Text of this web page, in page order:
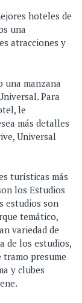
hoteles de
una
atracciones y
una manzana
Para
le
más detalles
Universal
turísticas más
los Estudios
estudios son
temático,
variedad de
de los estudios,
presume
y clubes